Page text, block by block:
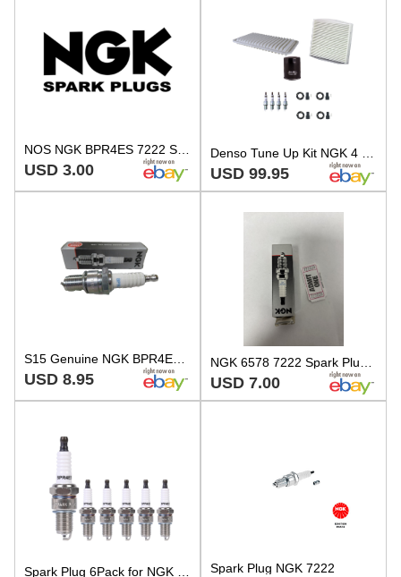
NOS NGK BPR4ES 7222 SPARK PLUG
USD 3.00 USD 99.95
S15 Genuine NGK BPR4ES Spark Plug 7222 OEM New Factory Boat Parts
USD 8.95 USD 7.00
Spark Plug NGK 7222